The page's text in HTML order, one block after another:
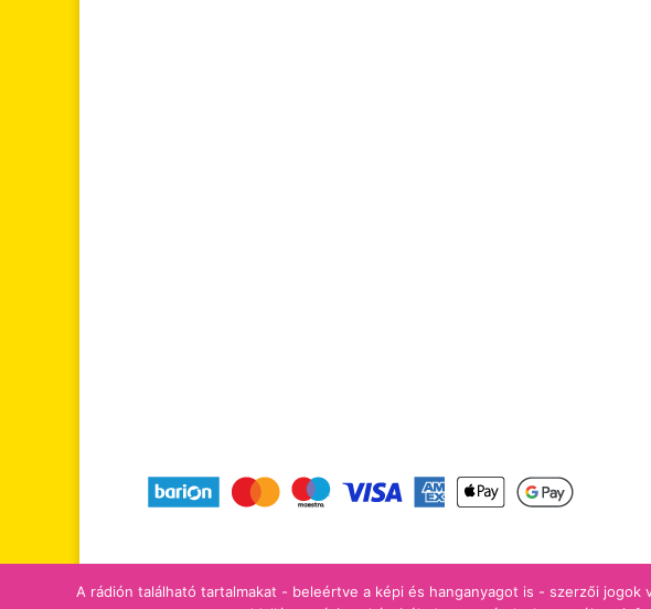
tájékoztatók adomány/támogatás
A rádión található tartalmakat - beleértve a képi és hanganyagot is - szerzői